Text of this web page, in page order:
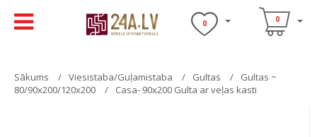
0 0
Sākums Viesistaba/Guļamistaba Gultas
Gultas ~
80/90x200/120x200
Casa- 90x200 Gulta ar veļas kasti